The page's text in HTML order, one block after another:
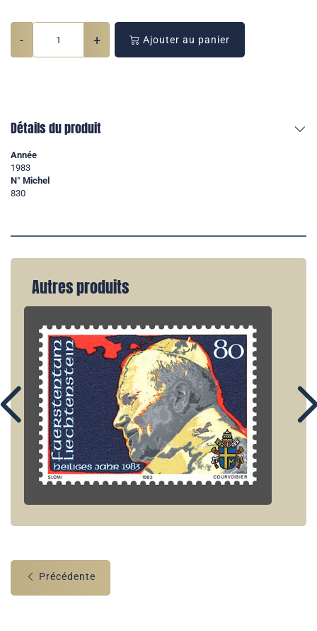
- + Ajouter au panier
Détails du produit
Année
1983
N° Michel
830
Autres produits
Précédente